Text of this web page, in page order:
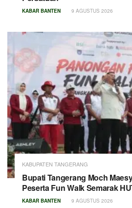
KABAR BANTEN 9 AGUSTUS 2026
KABUPATEN TANGERANG
Bupati Tangerang Moch
Peserta Fun Walk Semarak
KABAR BANTEN 9 AGUSTUS 2026